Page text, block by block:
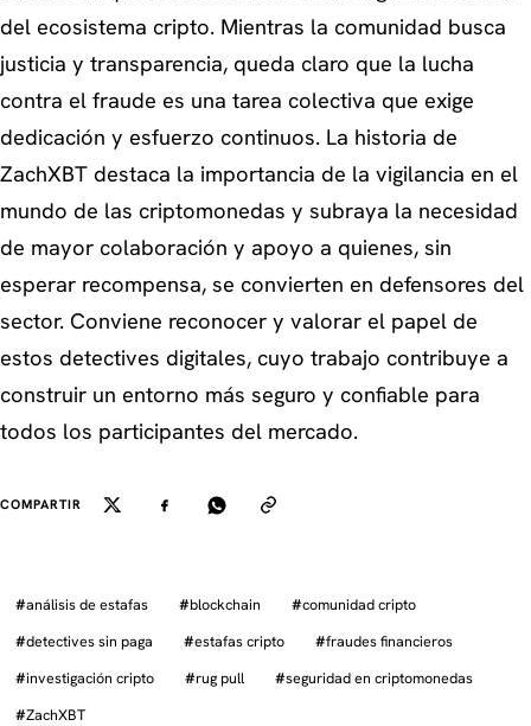
del ecosistema cripto. Mientras la comunidad busca
justicia y transparencia, queda claro que la lucha
contra el fraude es una tarea colectiva que exige
dedicación y esfuerzo continuos. La historia de
ZachXBT destaca la importancia de la vigilancia en el
mundo de las criptomonedas y subraya la necesidad
de mayor colaboración y apoyo a quienes, sin
esperar recompensa, se convierten en defensores del
sector. Conviene reconocer y valorar el papel de
estos detectives digitales, cuyo trabajo contribuye a
construir un entorno más seguro y confiable para
todos los participantes del mercado.
COMPARTIR
#análisis de estafas #blockchain #comunidad cripto
#detectives sin paga #estafas cripto #fraudes financieros
#investigación cripto #rug pull #seguridad en criptomonedas
#ZachXBT